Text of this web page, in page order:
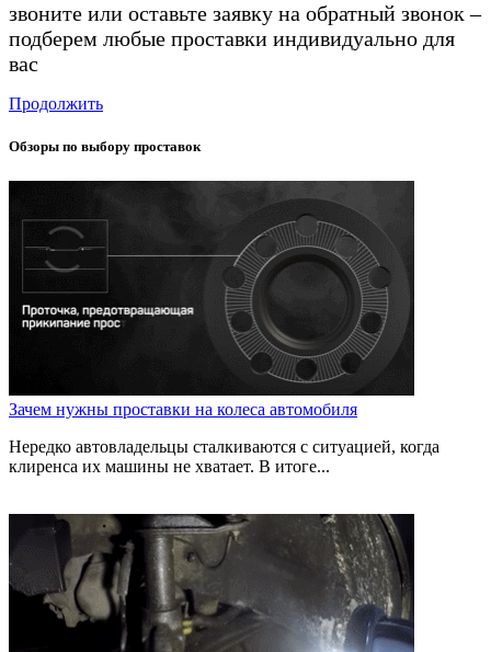
звоните или оставьте заявку на обратный звонок –
подберем любые проставки индивидуально для
вас
Продолжить
Обзоры по выбору проставок
Зачем нужны проставки на колеса автомобиля
Нередко автовладельцы сталкиваются с ситуацией, когда
клиренса их машины не хватает. В итоге...